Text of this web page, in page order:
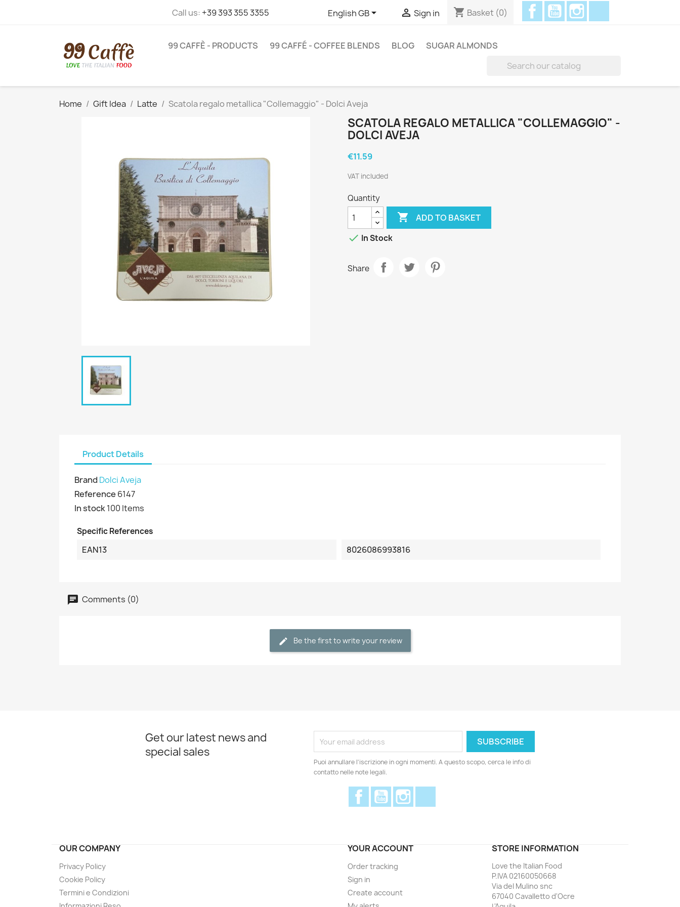
Call us: +39 393 355 3355 English GB  Sign in shopping_cart Basket (0)
FacebookYouTube
99 CAFFÈ - PRODUCTS 99 CAFFÉ - COFFEE BLENDS BLOG SUGAR ALMONDS
Home Gift Idea Latte Scatola regalo metallica "Collemaggio" - Dolci Aveja
SCATOLA REGALO METALLICA "COLLEMAGGIO" -
DOLCI AVEJA
€11.59
VAT included
Quantity
 ADD TO BASKET
 In Stock
Share
Product Details
Brand Dolci Aveja
Reference 6147
In stock100 Items
Specific References
EAN13 8026086993816
Comments (0)
Be the first to write your review
Get our latest news and
special sales
Puoi annullare l'iscrizione in ogni momenti. A questo scopo, cerca le info di
contatto nelle note legali.
FacebookYouTube
OUR COMPANY
Privacy Policy
Cookie Policy
Termini e Condizioni
YOUR ACCOUNT
Order tracking
Sign in
Create account
STORE INFORMATION
Love the Italian Food
P.IVA 02160050668
Via del Mulino snc
67040 Cavalletto d'Ocre